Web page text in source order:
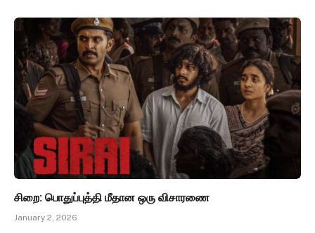
சிறை: பொதுப்புத்தி மீதான ஒரு விசாரணை
January 2, 2026